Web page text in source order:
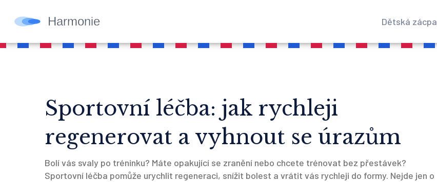
Dětská zácpa
Sportovní léčba: jak rychleji
regenerovat a vyhnout se úrazům
Bolí vás svaly po tréninku? Máte opakující se zranění nebo chcete trénovat bez přestávek?
Sportovní léčba pomůže urychlit regeneraci, snížit bolest a vrátit vás rychleji do formy. Nejde jen o